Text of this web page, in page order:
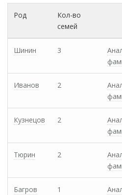
Род
Кол-во
семей
Шинин 3
Иванов 2
Кузнецов 2
Тюрин 2
Багров 1